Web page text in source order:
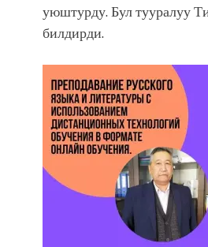
фонтанды көрүү үчүн Royal
Park'ка 30 миң адам чогулду
Фестиваль Symphony of
собрал более 20 тысяч гостей
Жыргалбек КАСАБОЛОТОВ:
“Уңгужол” темадагы тегерек
атка минерлер дагы катышса
болмок”
уюштурду. Бул тууралуу
билдирди.